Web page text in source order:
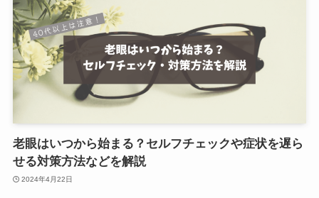
老眼はいつから始まる？セルフチェックや症状を遅ら
せる対策方法などを解説
2024年4月22日